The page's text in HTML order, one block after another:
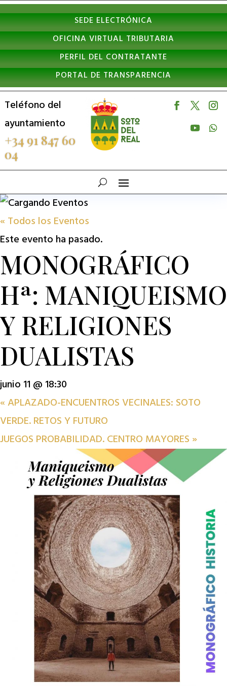
Nota:
este
sitio
web
incluye
un
sistema
de
accesibilidad.
SEDE ELECTRÓNICA
OFICINA VIRTUAL TRIBUTARIA
PERFIL DEL CONTRATANTE
PORTAL DE TRANSPARENCIA
Teléfono del
ayuntamiento
+34 91 847 60
04
« Todos los Eventos
Este evento ha pasado.
MONOGRÁFICO
Hª: MANIQUEISMO
Y RELIGIONES
DUALISTAS
junio 11 @ 18:30
«APLAZADO-ENCUENTROS VECINALES: SOTO
VERDE. RETOS Y FUTURO
JUEGOS PROBABILIDAD. CENTRO MAYORES »